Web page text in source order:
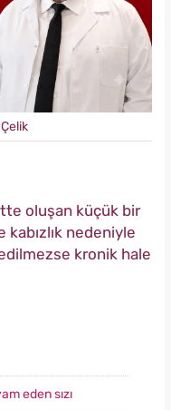
oluşan küçük bir
kabızlık nedeniyle
kronik hale
eden sızı